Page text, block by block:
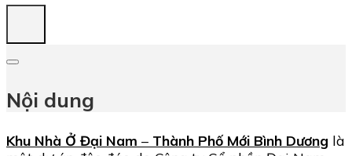
Nội dung
Khu Nhà Ở Đại Nam – Thành Phố Mới Bình Dương là